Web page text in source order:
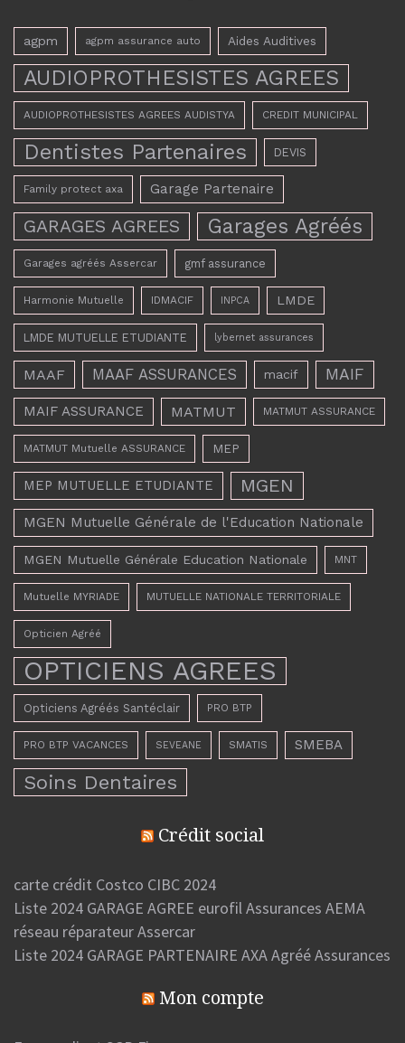
agpm agpm assurance auto Aides Auditives
AUDIOPROTHESISTES AGREES
AUDIOPROTHESISTES AGREES AUDISTYA CREDIT MUNICIPAL
Dentistes Partenaires DEVIS
Family protect axa Garage Partenaire
GARAGES AGREES Garages Agréés
Garages agréés Assercar gmf assurance
Harmonie Mutuelle IDMACIF INPCA LMDE
LMDE MUTUELLE ETUDIANTE lybernet assurances
MAAF MAAF ASSURANCES macif MAIF
MAIF ASSURANCE MATMUT MATMUT ASSURANCE
MATMUT Mutuelle ASSURANCE MEP
MEP MUTUELLE ETUDIANTE MGEN
MGEN Mutuelle Générale de l'Education Nationale
MGEN Mutuelle Générale Education Nationale MNT
Mutuelle MYRIADE MUTUELLE NATIONALE TERRITORIALE
Opticien Agréé
OPTICIENS AGREES
Opticiens Agréés Santéclair PRO BTP
PRO BTP VACANCES SEVEANE SMATIS SMEBA
Soins Dentaires
Crédit social
carte crédit Costco CIBC 2024
Liste 2024 GARAGE AGREE eurofil Assurances AEMA
réseau réparateur Assercar
Liste 2024 GARAGE PARTENAIRE AXA Agréé Assurances
Mon compte